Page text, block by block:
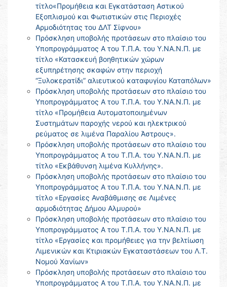
τίτλο«Προμήθεια και Εγκατάσταση Αστικού
Εξοπλισμού και Φωτιστικών στις Περιοχές
Αρμοδιότητας του ΔΛΤ Σίφνου»
Πρόσκληση υποβολής προτάσεων στο πλαίσιο του
Υποπρογράμματος Α του Τ.Π.Α. του Υ.ΝΑ.Ν.Π. με
τίτλο «Κατασκευή βοηθητικών χώρων
εξυπηρέτησης σκαφών στην περιοχή
“Ξυλοκερατίδι” αλιευτικού καταφυγίου Καταπόλων»
Πρόσκληση υποβολής προτάσεων στο πλαίσιο του
Υποπρογράμματος Α του Τ.Π.Α. του Υ.ΝΑ.Ν.Π. με
τίτλο «Προμήθεια Αυτοματοποιημένων
Συστημάτων παροχής νερού και ηλεκτρικού
ρεύματος σε λιμένα Παραλίου Άστρους».
Πρόσκληση υποβολής προτάσεων στο πλαίσιο του
Υποπρογράμματος Α του Τ.Π.Α. του Υ.ΝΑ.Ν.Π. με
τίτλο «Εκβάθυνση λιμένα Κυλλήνης».
Πρόσκληση υποβολής προτάσεων στο πλαίσιο του
Υποπρογράμματος Α του Τ.Π.Α. του Υ.ΝΑ.Ν.Π. με
τίτλο «Εργασίες Αναβάθμισης σε Λιμένες
αρμοδιότητας Δήμου Αλμυρού»
Πρόσκληση υποβολής προτάσεων στο πλαίσιο του
Υποπρογράμματος Α του Τ.Π.Α. του Υ.ΝΑ.Ν.Π. με
τίτλο «Εργασίες και προμήθειες για την βελτίωση
Λιμενικών και Κτιριακών Εγκαταστάσεων του Λ.Τ.
Νομού Χανίων»
Πρόσκληση υποβολής προτάσεων στο πλαίσιο του
Υποπρογράμματος Α του Τ.Π.Α. του Υ.ΝΑ.Ν.Π. με